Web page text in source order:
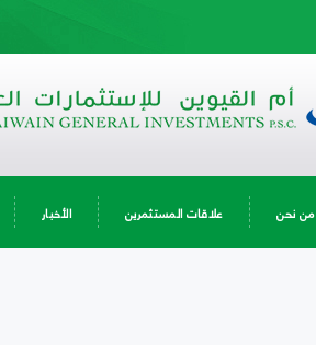
من نحن علاقات المستثمرين الأخبار